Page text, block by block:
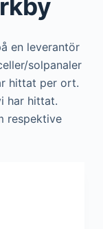
en leverantör
solpanaler
hittat per ort.
har hittat.
respektive